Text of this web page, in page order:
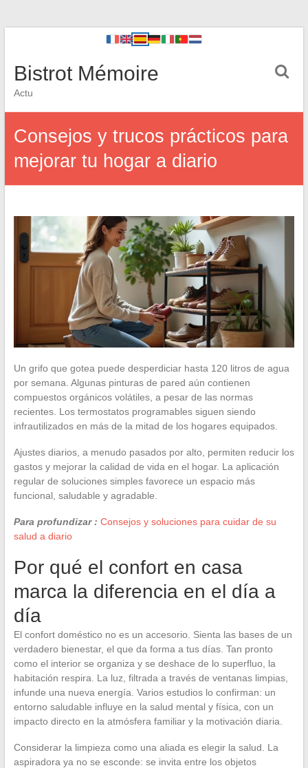
Bistrot Mémoire
Actu
Consejos y trucos prácticos para
mejorar tu hogar a diario
Un grifo que gotea puede desperdiciar hasta 120 litros de agua
por semana. Algunas pinturas de pared aún contienen
compuestos orgánicos volátiles, a pesar de las normas
recientes. Los termostatos programables siguen siendo
infrautilizados en más de la mitad de los hogares equipados.
Ajustes diarios, a menudo pasados por alto, permiten reducir los
gastos y mejorar la calidad de vida en el hogar. La aplicación
regular de soluciones simples favorece un espacio más
funcional, saludable y agradable.
Para profundizar : Consejos y soluciones para cuidar de su
salud a diario
Por qué el confort en casa
marca la diferencia en el día a
día
El confort doméstico no es un accesorio. Sienta las bases de un
verdadero bienestar, el que da forma a tus días. Tan pronto
como el interior se organiza y se deshace de lo superfluo, la
habitación respira. La luz, filtrada a través de ventanas limpias,
infunde una nueva energía. Varios estudios lo confirman: un
entorno saludable influye en la salud mental y física, con un
impacto directo en la atmósfera familiar y la motivación diaria.
Considerar la limpieza como una aliada es elegir la salud. La
aspiradora ya no se esconde: se invita entre los objetos